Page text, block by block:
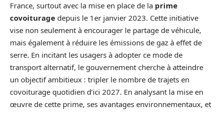
France, surtout avec la mise en place de la prime
covoiturage depuis le 1er janvier 2023. Cette initiative
vise non seulement à encourager le partage de véhicule,
mais également à réduire les émissions de gaz à effet de
serre. En incitant les usagers à adopter ce mode de
transport alternatif, le gouvernement cherche à atteindre
un objectif ambitieux : tripler le nombre de trajets en
covoiturage quotidien d’ici 2027. En analysant la mise en
œuvre de cette prime, ses avantages environnementaux, et